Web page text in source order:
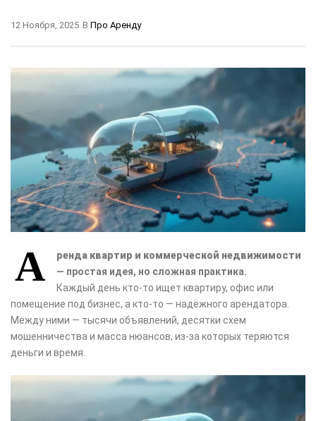
В Про Аренду
12 Ноября, 2025
А
ренда квартир и коммерческой недвижимости
— простая идея, но сложная практика.
Каждый день кто-то ищет квартиру, офис или
помещение под бизнес, а кто-то — надёжного арендатора.
Между ними — тысячи объявлений, десятки схем
мошенничества и масса нюансов, из-за которых теряются
деньги и время.